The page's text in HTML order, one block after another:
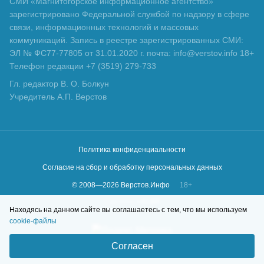
зарегистрировано Федеральной службой по надзору в сфере
связи, информационных технологий и массовых
коммуникаций. Запись в реестре зарегистрированных СМИ:
ЭЛ № ФС77-77805 от 31.01.2020 г. почта: info@verstov.info 18+
Телефон редакции +7 (3519) 279-733
Гл. редактор В. О. Болкун
Учредитель А.П. Верстов
Политика конфиденциальности
Согласие на сбор и обработку персональных данных
© 2008—2026 Верстов.Инфо
18+
Находясь на данном сайте вы соглашаетесь с тем, что мы используем
cookie-файлы
Согласен